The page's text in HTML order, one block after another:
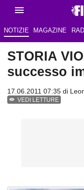
NOTIZIE MAGAZINE
STORIA
successo
17.06.2011 07:35 di
VEDI LETTURE